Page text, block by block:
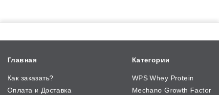
Главная
Как заказать?
Оплата и Доставка
Категории
WPS Whey Protein
Mechano Growth Factor